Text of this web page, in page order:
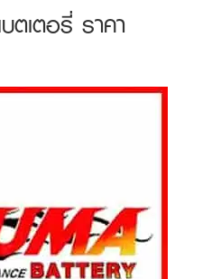
ตเตอรี่ ราคา